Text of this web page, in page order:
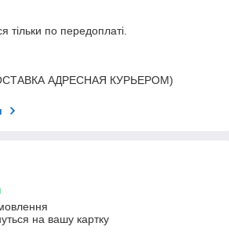
тільки по передоплаті.
АДРЕСНАЯ КУРЬЕРОМ)
на вашу картку